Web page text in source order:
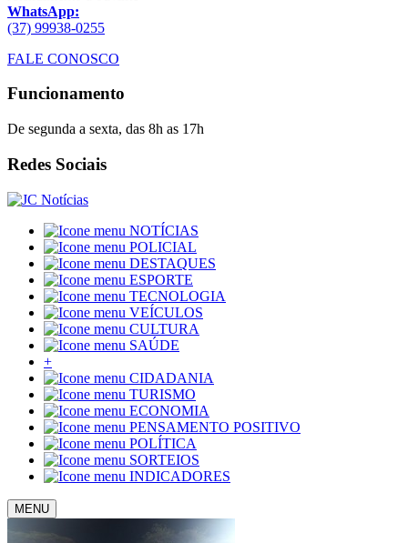
WhatsApp:
(37) 99938-0255
FALE CONOSCO
Funcionamento
De segunda a sexta, das 8h as 17h
Redes Sociais
NOTÍCIAS
POLICIAL
DESTAQUES
ESPORTE
TECNOLOGIA
VEÍCULOS
CULTURA
SAÚDE
+
CIDADANIA
TURISMO
ECONOMIA
PENSAMENTO POSITIVO
POLÍTICA
SORTEIOS
INDICADORES
MENU